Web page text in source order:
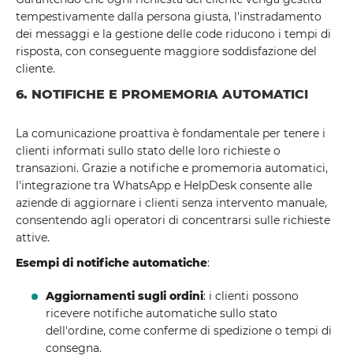
tempestivamente dalla persona giusta, l'instradamento
dei messaggi e la gestione delle code riducono i tempi di
risposta, con conseguente maggiore soddisfazione del
cliente.
6. NOTIFICHE E PROMEMORIA AUTOMATICI
La comunicazione proattiva è fondamentale per tenere i
clienti informati sullo stato delle loro richieste o
transazioni. Grazie a notifiche e promemoria automatici,
l'integrazione tra WhatsApp e HelpDesk consente alle
aziende di aggiornare i clienti senza intervento manuale,
consentendo agli operatori di concentrarsi sulle richieste
attive.
Esempi di notifiche automatiche:
Aggiornamenti sugli ordini: i clienti possono
ricevere notifiche automatiche sullo stato
dell'ordine, come conferme di spedizione o tempi di
consegna.